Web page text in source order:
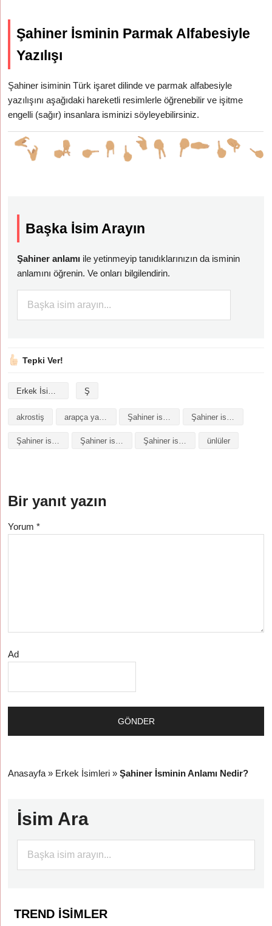
Şahiner İsminin Parmak Alfabesiyle
Yazılışı
Şahiner isiminin Türk işaret dilinde ve parmak alfabesiyle
yazılışını aşağıdaki hareketli resimlerle öğrenebilir ve işitme
engelli (sağır) insanlara isminizi söyleyebilirsiniz.
Başka İsim Arayın
Şahiner anlamı ile yetinmeyip tanıdıklarınızın da isminin
anlamını öğrenin. Ve onları bilgilendirin.
Tepki Ver!
Erkek İsimleri Ş
akrostiş arapça yazılışı
Şahiner isminin baş harfleriyle şiir Şahiner isminin kökeni Şahiner isminin numerolojisi ünlüler
Bir yanıt yazın
Yorum*
Ad
Anasayfa » Erkek İsimleri »Şahiner İsminin Anlamı Nedir?
İsim Ara
TREND İSIMLER